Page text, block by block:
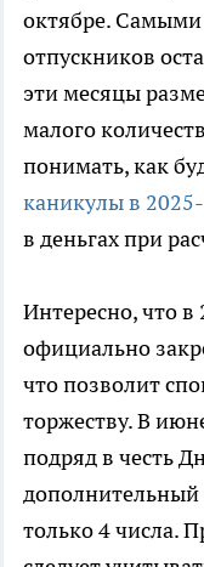
октябре.
отпускников
эти месяцы
малого
понимать, как
каникулы в
в деньгах при
Интересно, что в
официально
что позволит
торжеству. В
подряд в честь
только 4 числа.